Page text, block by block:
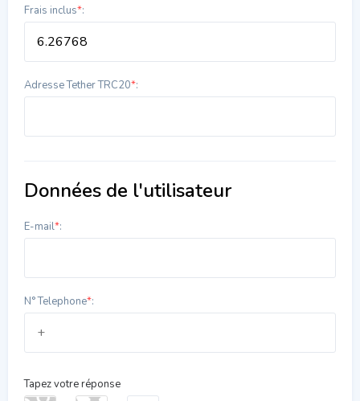
Frais inclus*:
Adresse Tether TRC20*:
Données de l'utilisateur
E-mail*:
N° Telephone*:
Tapez votre réponse